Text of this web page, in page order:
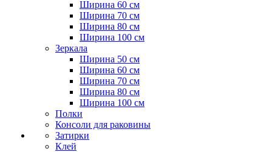
Ширина 60 см
Ширина 70 см
Ширина 80 см
Ширина 100 см
Зеркала
Ширина 50 см
Ширина 60 см
Ширина 70 см
Ширина 80 см
Ширина 100 см
Полки
Консоли для раковины
Затирки
Клей